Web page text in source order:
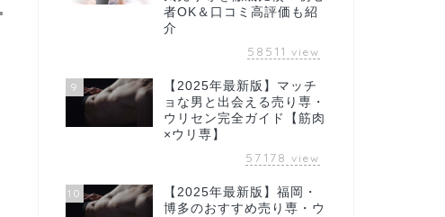
者OK＆口コミ高評価も紹
介
58511 view
9
【2025年最新版】マッチ
ョな男と出会える売り専・
ウリセン完全ガイド【筋肉
×ウリ専】
57178 view
10
【2025年最新版】福岡・
博多のおすすめ売り専・ウ